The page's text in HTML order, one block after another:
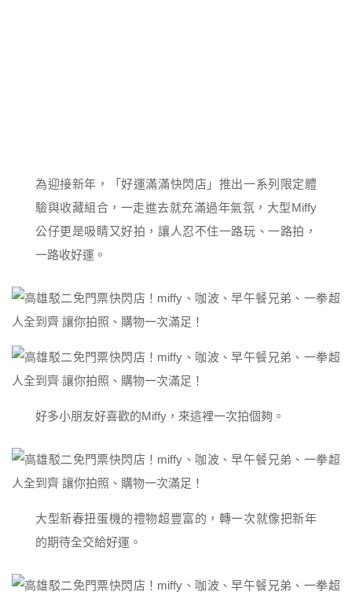
為迎接新年，「好運滿滿快閃店」推出一系列限定體
驗與收藏組合，一走進去就充滿過年氣氛，大型Miffy
公仔更是吸睛又好拍，讓人忍不住一路玩、一路拍，
一路收好運。
好多小朋友好喜歡的Miffy，來這裡一次拍個夠。
大型新春扭蛋機的禮物超豐富的，轉一次就像把新年
的期待全交給好運。